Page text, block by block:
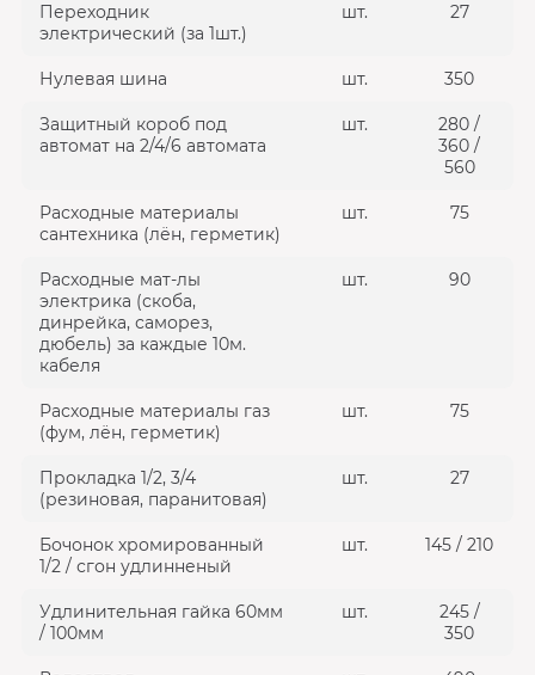
Переходник
электрический (за 1шт.)
шт. 27
Нулевая шина шт. 350
Защитный короб под
автомат на 2/4/6 автомата
шт.
280 /
360 /
560
Расходные материалы
сантехника (лён, герметик)
шт. 75
Расходные мат-лы
электрика (скоба,
динрейка, саморез,
дюбель) за каждые 10м.
кабеля
шт. 90
Расходные материалы газ
(фум, лён, герметик)
шт. 75
Прокладка 1/2, 3/4
(резиновая, паранитовая)
шт. 27
Бочонок хромированный
1/2 / сгон удлинненый
шт. 145 / 210
Удлинительная гайка 60мм
/ 100мм
шт.
245 /
350